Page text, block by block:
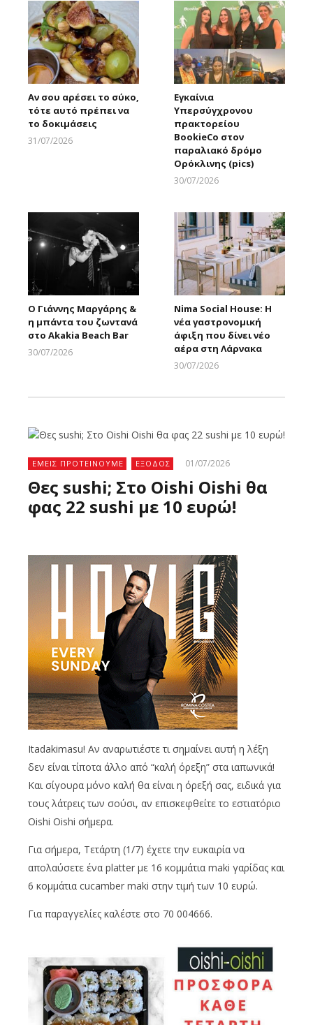
Αν σου αρέσει το σύκο,
τότε αυτό πρέπει να
το δοκιμάσεις
31/07/2026
Εγκαίνια
Υπερσύγχρονου
πρακτορείου
BookieCo στον
παραλιακό δρόμο
Ορόκλινης (pics)
30/07/2026
Ο Γιάννης Μαργάρης &
η μπάντα του ζωντανά
στο Akakia Beach Bar
30/07/2026
Nima Social House: Η
νέα γαστρονομική
άφιξη που δίνει νέο
αέρα στη Λάρνακα
30/07/2026
ΕΜΕΙΣ ΠΡΟΤΕΙΝΟΥΜΕ ΕΞΟΔΟΣ 01/07/2026
Θες sushi; Στο Oishi Oishi θα
φας 22 sushi με 10 ευρώ!
Itadakimasu! Aν αναρωτιέστε τι σημαίνει αυτή η λέξη
δεν είναι τίποτα άλλο από “καλή όρεξη” στα ιαπωνικά!
Και σίγουρα μόνο καλή θα είναι η όρεξή σας, ειδικά για
τους λάτρεις των σούσι, αν επισκεφθείτε το εστιατόριο
Oishi Oishi σήμερα.
Για σήμερα, Τετάρτη (1/7) έχετε την ευκαιρία να
απολαύσετε ένα platter με 16 κομμάτια maki γαρίδας και
6 κομμάτια cucamber maki στην τιμή των 10 ευρώ.
Για παραγγελίες καλέστε στο 70 004666.